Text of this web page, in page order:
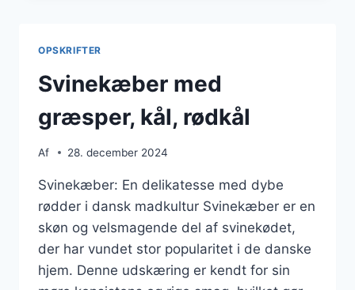
OPSKRIFTER
Svinekæber med
græsper, kål, rødkål
Af 28. december 2024
Svinekæber: En delikatesse med dybe
rødder i dansk madkultur Svinekæber er en
skøn og velsmagende del af svinekødet,
der har vundet stor popularitet i de danske
hjem. Denne udskæring er kendt for sin